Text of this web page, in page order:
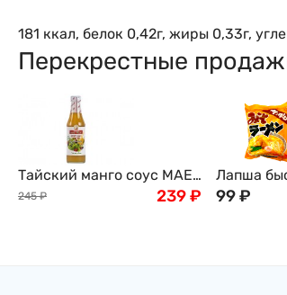
181 ккал, белок 0,42г, жиры 0,33г,
Перекрестные
Тайский манго соус MAE
PLOY, 285мл
245 ₽ 239₽
Лапша
99₽